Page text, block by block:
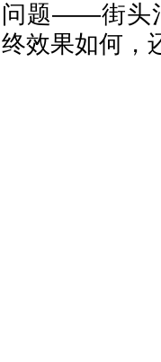
问题——街头
终效果如何，